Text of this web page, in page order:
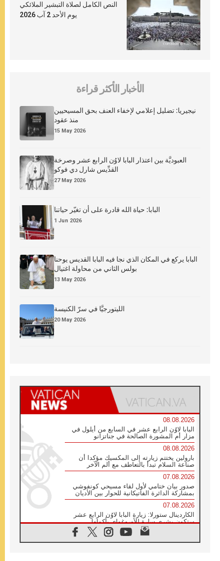
النص الكامل لصلاة التبشير الملائكي
يوم الأحد 2 آب 2026
الأخبار الأكثر قراءة
نيجيريا: تضليل إعلامي لإخفاء العنف بحق المسيحيين
منذ عقود
15 May 2026
العبوديَّة بين اعتذار البابا لاوُن الرابع عشر وصرخة
القدِّيس شارل دي فوكو
27 May 2026
البابا: حياة الله قادرة على أن تغيّر حياتنا
1 Jun 2026
البابا يركع في المكان الذي نجا فيه البابا القديس يوحنا
بولس الثاني من محاولة اغتيال
13 May 2026
الليتورجيَّا في سرّ الكنيسة
20 May 2026
08.08.2026
البابا لاوُن الرابع عشر في السابع من أيلول في
مزار أم المشورة الصالحة في جناتزانو
08.08.2026
بارولين يختتم زيارته إلى المكسيك مؤكدا أن
صناعة السلام تبدأ بالتعاطف مع ألم الآخر
07.08.2026
صدور بيان ختامي لأول لقاء مسيحي كونفوشي
بمشاركة الدائرة الفاتيكانية للحوار بين الأديان
07.08.2026
الكاردينال ستورلا: زيارة البابا لاوُن الرابع عشر
ستكون بشرى سارة للأوروغواي بأكملها
الفاتيكان يعلن برنامج الزيارة الرسولية للبابا لاوُن